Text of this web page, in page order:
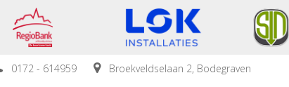
0172 - 614959 Broekveldselaan 2, Bodegraven